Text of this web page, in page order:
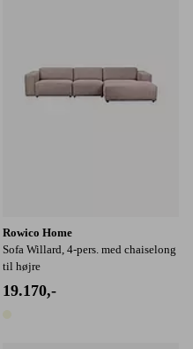
Rowico Home
Sofa Willard, 4-pers. med chaiselong
til højre
19.170,-